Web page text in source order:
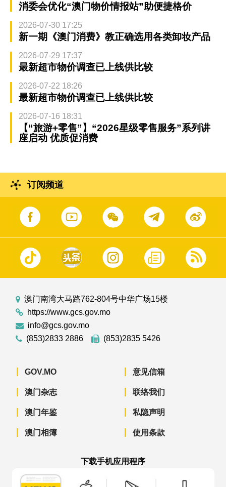
消委会优化“澳门物价情报站”助便捷格价
2026-07-30 17:25
新一期《澳门消费》教正确选用各类卸妆产品
2026-07-29 17:37
最新超市物价调查已上线供比较
2026-07-22 18:26
最新超市物价调查已上线供比较
2026-07-16 18:31
【“旅游+零售”】“2026星级零售服务”系列讲
座启动 优质促消费
订阅频道
澳门南湾大马路762-804号中华广场15楼
https://www.gcs.gov.mo
info@gcs.gov.mo
(853)2833 2886
(853)2835 5426
GOV.MO
澳门杂志
澳门年鉴
澳门相簿
意见信箱
联络我们
私隐声明
使用条款
下载手机应用程序